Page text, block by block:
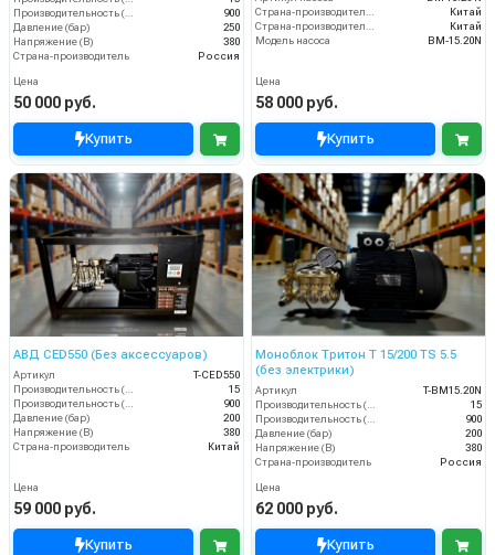
Производительность (л/ч)
900
Давление (бар)
250
Напряжение (В)
380
Страна-производитель
Россия
Цена
50 000 руб.
Купить
Страна-производитель двигателя
Китай
Страна-производитель насоса
Китай
Модель насоса
BM-15.20N
Цена
58 000 руб.
Купить
АВД CED550 (Без аксессуаров)
Артикул
T-CED550
Производительность (л/мин)
15
Производительность (л/ч)
900
Давление (бар)
200
Напряжение (В)
380
Страна-производитель
Китай
Цена
59 000 руб.
Купить
Моноблок Тритон T 15/200 TS 5.5
(без электрики)
Артикул
T-BM15.20N
Производительность (л/мин)
15
Производительность (л/ч)
900
Давление (бар)
200
Напряжение (В)
380
Страна-производитель
Россия
Цена
62 000 руб.
Купить